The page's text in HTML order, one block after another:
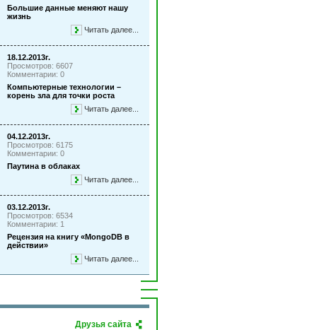
Большие данные меняют нашу
жизнь
Читать далее...
18.12.2013г.
Просмотров: 6607
Комментарии: 0
Компьютерные технологии –
корень зла для точки роста
Читать далее...
04.12.2013г.
Просмотров: 6175
Комментарии: 0
Паутина в облаках
Читать далее...
03.12.2013г.
Просмотров: 6534
Комментарии: 1
Рецензия на книгу «MongoDB в
действии»
Читать далее...
Друзья сайта